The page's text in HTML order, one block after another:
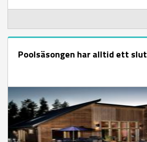
Poolsäsongen har alltid ett slut